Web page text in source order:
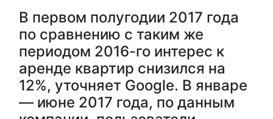
В первом полугодии 2017 года
по сравнению с таким же
периодом 2016-го интерес к
аренде квартир снизился на
12%, уточняет Google. В январе
— июне 2017 года, по данным